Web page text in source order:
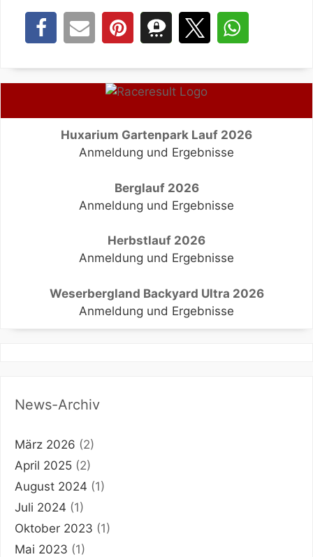
Huxarium Gartenpark Lauf 2026
Anmeldung und Ergebnisse
Berglauf 2026
Anmeldung und Ergebnisse
Herbstlauf 2026
Anmeldung und Ergebnisse
Weserbergland Backyard Ultra 2026
Anmeldung und Ergebnisse
News-Archiv
März 2026 (2)
April 2025 (2)
August 2024 (1)
Juli 2024 (1)
Oktober 2023 (1)
Mai 2023 (1)